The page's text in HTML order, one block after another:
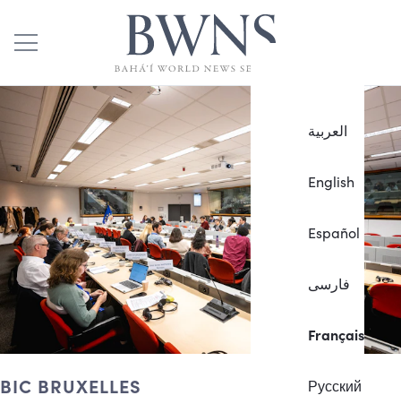
العربية
English
Español
فارسی
Français
Русский
BIC BRUXELLES